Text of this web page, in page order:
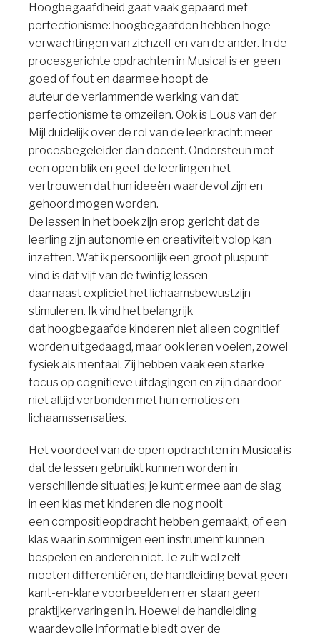
Hoogbegaafdheid gaat vaak gepaard met
perfectionisme: hoogbegaafden hebben hoge
verwachtingen van zichzelf en van de ander. In de
procesgerichte opdrachten in Musica! is er geen
goed of fout en daarmee hoopt de
auteur de verlammende werking van dat
perfectionisme te omzeilen. Ook is Lous van der
Mijl duidelijk over de rol van de leerkracht: meer
procesbegeleider dan docent. Ondersteun met
een open blik en geef de leerlingen het
vertrouwen dat hun ideeën waardevol zijn en
gehoord mogen worden.
De lessen in het boek zijn erop gericht dat de
leerling zijn autonomie en creativiteit volop kan
inzetten. Wat ik persoonlijk een groot pluspunt
vind is dat vijf van de twintig lessen
daarnaast expliciet het lichaamsbewustzijn
stimuleren. Ik vind het belangrijk
dat hoogbegaafde kinderen niet alleen cognitief
worden uitgedaagd, maar ook leren voelen, zowel
fysiek als mentaal. Zij hebben vaak een sterke
focus op cognitieve uitdagingen en zijn daardoor
niet altijd verbonden met hun emoties en
lichaamssensaties.
Het voordeel van de open opdrachten in Musica! is
dat de lessen gebruikt kunnen worden in
verschillende situaties; je kunt ermee aan de slag
in een klas met kinderen die nog nooit
een compositieopdracht hebben gemaakt, of een
klas waarin sommigen een instrument kunnen
bespelen en anderen niet. Je zult wel zelf
moeten differentiëren, de handleiding bevat geen
kant-en-klare voorbeelden en er staan geen
praktijkervaringen in. Hoewel de handleiding
waardevolle informatie biedt over de